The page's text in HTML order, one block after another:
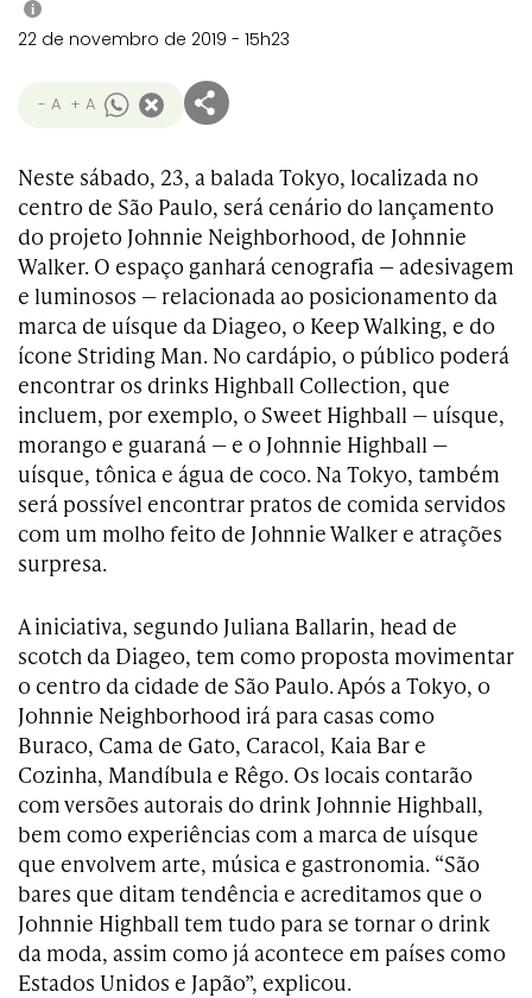
i
22 de novembro de 2019 - 15h23
- A + A
Neste sábado, 23, a balada Tokyo, localizada no
centro de São Paulo, será cenário do lançamento
do projeto Johnnie Neighborhood, de Johnnie
Walker. O espaço ganhará cenografia — adesivagem
e luminosos — relacionada ao posicionamento da
marca de uísque da Diageo, o Keep Walking, e do
ícone Striding Man. No cardápio, o público poderá
encontrar os drinks Highball Collection, que
incluem, por exemplo, o Sweet Highball — uísque,
morango e guaraná — e o Johnnie Highball —
uísque, tônica e água de coco. Na Tokyo, também
será possível encontrar pratos de comida servidos
com um molho feito de Johnnie Walker e atrações
surpresa.
A iniciativa, segundo Juliana Ballarin, head de
scotch da Diageo, tem como proposta movimentar
o centro da cidade de São Paulo. Após a Tokyo, o
Johnnie Neighborhood irá para casas como
Buraco, Cama de Gato, Caracol, Kaia Bar e
Cozinha, Mandíbula e Rêgo. Os locais contarão
com versões autorais do drink Johnnie Highball,
bem como experiências com a marca de uísque
que envolvem arte, música e gastronomia. “São
bares que ditam tendência e acreditamos que o
Johnnie Highball tem tudo para se tornar o drink
da moda, assim como já acontece em países como
Estados Unidos e Japão”, explicou.